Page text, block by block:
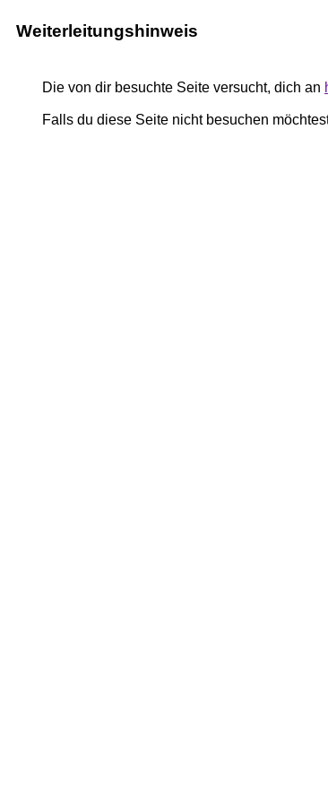
Weiterleitungshinweis
Die von dir besuchte Seite versucht, dich an
Falls du diese Seite nicht besuchen